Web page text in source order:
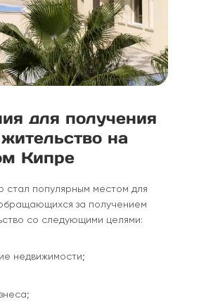
для получения
на
Кипре
стал популярным местом для
за получением
со следующими целями:
недвижимости;